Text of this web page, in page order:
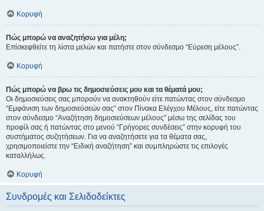
Κορυφή
Πώς μπορώ να αναζητήσω για μέλη;
Επίσκεφθείτε τη λίστα μελών και πατήστε στον σύνδεσμο “Εύρεση μέλους”.
Κορυφή
Πώς μπορώ να βρω τις δημοσιεύσεις μου και τα θέματά μου;
Οι δημοσιεύσεις σας μπορούν να ανακτηθούν είτε πατώντας στον σύνδεσμο
“Εμφάνιση των δημοσιεύσεών σας” στον Πίνακα Ελέγχου Μέλους, είτε πατώντας
στον σύνδεσμο “Αναζήτηση δημοσιεύσεων μέλους” μέσω της σελίδας του
προφίλ σας ή πατώντας στο μενού “Γρήγορες συνδέσεις” στην κορυφή του
συστήματος συζητήσεων. Για να αναζητήσετε για τα θέματα σας,
χρησιμοποιείστε την “Ειδική αναζήτηση” και συμπληρώστε τις επιλογές
καταλλήλως.
Κορυφή
Συνδρομές και Σελιδοδείκτες